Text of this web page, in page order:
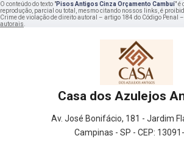
O conteúdo do texto "Pisos Antigos Cinza Orçamento Cambuí" é
reprodução, parcial ou total, mesmo citando nossos links, é
Crime de violação de direito autoral – artigo 184 do Código Penal –
autorais
Casa dos Azulejos
Av. José Bonifácio, 181 - Jardim
Campinas - SP - CEP: